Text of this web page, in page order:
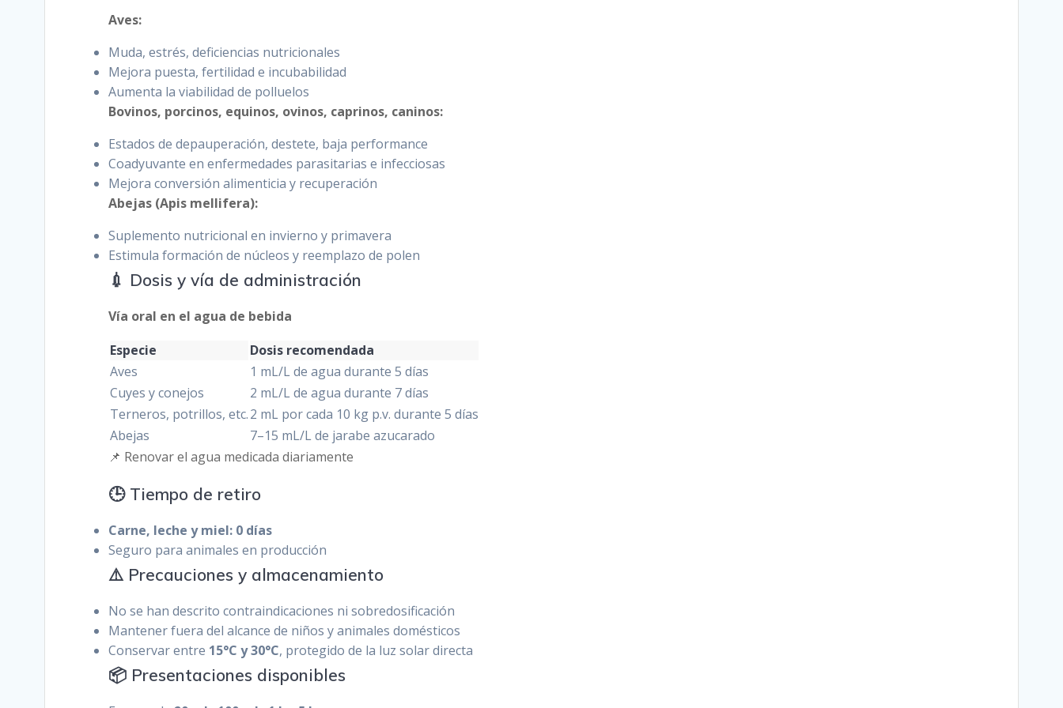
Aves:
Muda, estrés, deficiencias nutricionales
Mejora puesta, fertilidad e incubabilidad
Aumenta la viabilidad de polluelos
Bovinos, porcinos, equinos, ovinos, caprinos, caninos:
Estados de depauperación, destete, baja performance
Coadyuvante en enfermedades parasitarias e infecciosas
Mejora conversión alimenticia y recuperación
Abejas (Apis mellifera):
Suplemento nutricional en invierno y primavera
Estimula formación de núcleos y reemplazo de polen
💉 Dosis y vía de administración
Vía oral en el agua de bebida
Especie
Dosis recomendada
Aves
1 mL/L de agua durante 5 días
Cuyes y conejos
2 mL/L de agua durante 7 días
Terneros, potrillos, etc.2 mL por cada 10 kg p.v. durante 5 días
Abejas
7–15 mL/L de jarabe azucarado
📌 Renovar el agua medicada diariamente
🕒 Tiempo de retiro
Carne, leche y miel: 0 días
Seguro para animales en producción
⚠️ Precauciones y almacenamiento
No se han descrito contraindicaciones ni sobredosificación
Mantener fuera del alcance de niños y animales domésticos
Conservar entre 15°C y 30°C, protegido de la luz solar directa
📦 Presentaciones disponibles